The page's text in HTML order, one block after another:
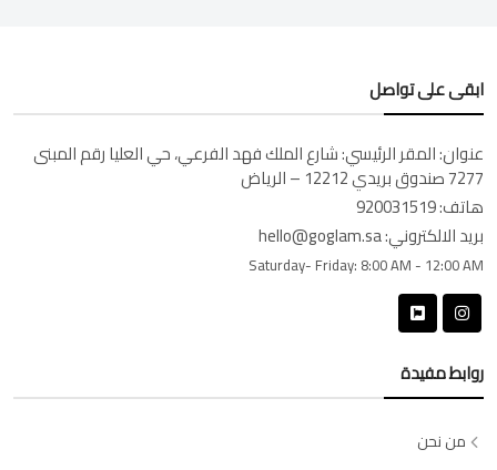
ابقى على تواصل
عنوان:المقر الرئيسي: شارع الملك فهد الفرعي، حي العليا رقم المبنى
7277 صندوق بريدي 12212 – الرياض
هاتف:920031519
بريد الالكتروني:hello@goglam.sa
Saturday- Friday: 8:00 AM - 12:00 AM
روابط مفيدة
من نحن